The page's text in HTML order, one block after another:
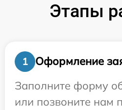
Этапы
1
Оформление
Заполните форму
или позвоните нам